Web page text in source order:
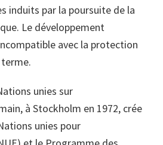
induits par la poursuite de la
Le développement
avec la protection
unies sur
à Stockholm en 1972, crée
unies pour